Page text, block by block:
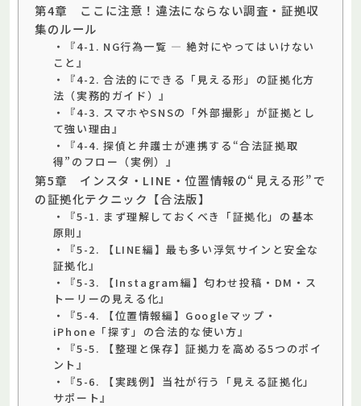
第4章 ここに注意！違法にならない調査・証拠収
集のルール
・『4-1. NG行為一覧 — 絶対にやってはいけない
こと』
・『4-2. 合法的にできる「見える形」の証拠化方
法（実務的ガイド）』
・『4-3. スマホやSNSの「外部撮影」が証拠とし
て強い理由』
・『4-4. 探偵と弁護士が連携する“合法証拠取
得”のフロー（実例）』
第5章 インスタ・LINE・位置情報の“見える形”で
の証拠化テクニック【合法版】
・『5-1. まず理解しておくべき「証拠化」の基本
原則』
・『5-2. 【LINE編】最も多い浮気サインと安全な
証拠化』
・『5-3. 【Instagram編】匂わせ投稿・DM・ス
トーリーの見える化』
・『5-4. 【位置情報編】Googleマップ・
iPhone「探す」の合法的な使い方』
・『5-5. 【整理と保存】証拠力を高める5つのポイ
ント』
・『5-6. 【実践例】当社が行う「見える証拠化」
サポート』